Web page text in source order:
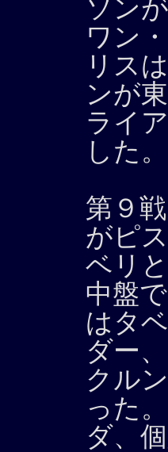
ソン
ワン
リス
ンが
ライ
した。
第９
がピ
ベリ
中盤
はタ
ダー
クル
った
ダ、